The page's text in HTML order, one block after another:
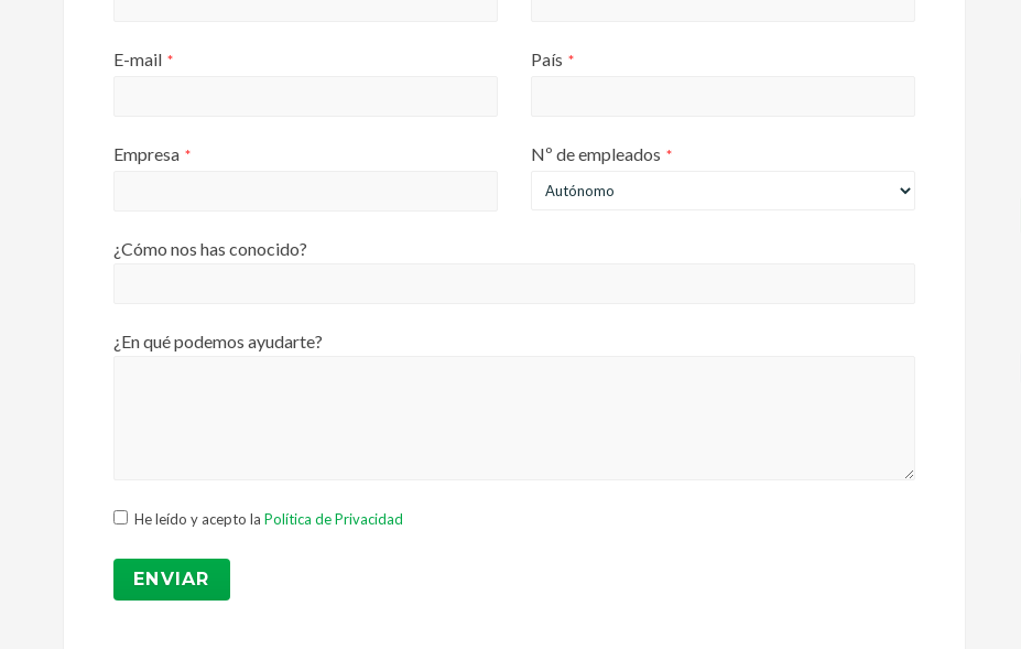
E-mail * País *
Empresa * Nº de empleados *
¿Cómo nos has conocido?
¿En qué podemos ayudarte?
He leído y acepto la Política de Privacidad